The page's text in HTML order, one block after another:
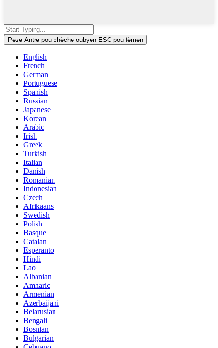
Peze Antre pou chèche oubyen ESC pou fèmen
English
French
German
Portuguese
Spanish
Russian
Japanese
Korean
Arabic
Irish
Greek
Turkish
Italian
Danish
Romanian
Indonesian
Czech
Afrikaans
Swedish
Polish
Basque
Catalan
Esperanto
Hindi
Lao
Albanian
Amharic
Armenian
Azerbaijani
Belarusian
Bengali
Bosnian
Bulgarian